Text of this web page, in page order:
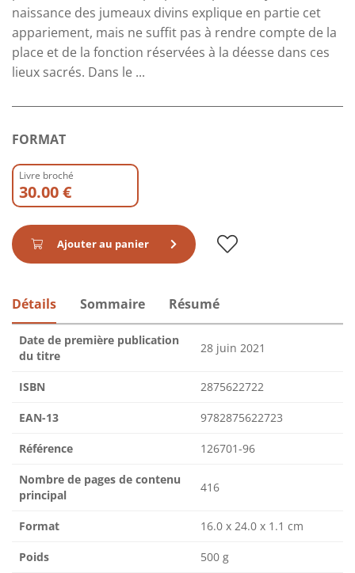
naissance des jumeaux divins explique en partie cet
appariement, mais ne suffit pas à rendre compte de la
place et de la fonction réservées à la déesse dans ces
lieux sacrés. Dans le ...
FORMAT
Livre broché
30.00 €
Ajouter au panier
Détails Sommaire Résumé
Date de première publication
du titre
28 juin 2021
ISBN 2875622722
EAN-13 9782875622723
Référence 126701-96
Nombre de pages de contenu
principal
416
Format 16.0 x 24.0 x 1.1 cm
Poids 500 g